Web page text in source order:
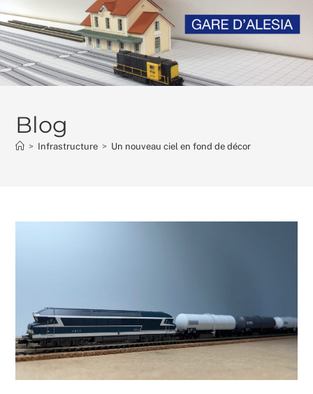
to
content
Blog
> Infrastructure > Un nouveau ciel en fond de décor